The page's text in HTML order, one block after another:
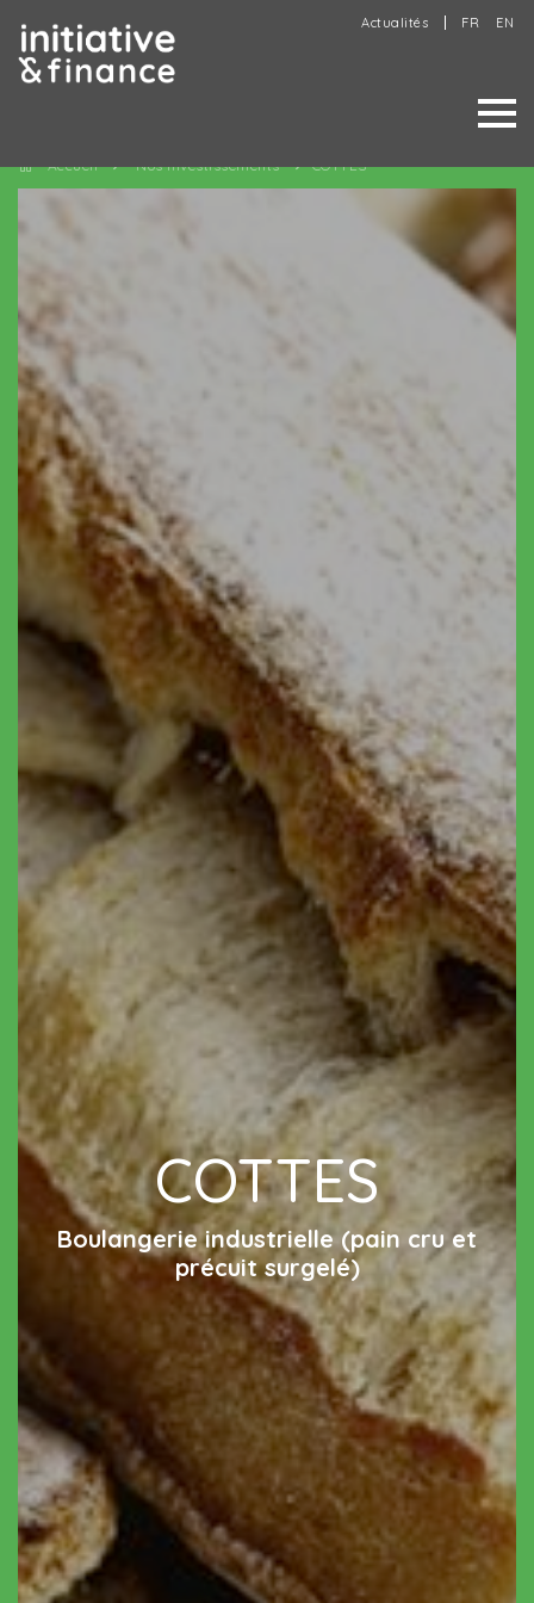
Actualités FR EN
Accueil Nos investissements COTTES
COTTES
Boulangerie industrielle (pain cru et
précuit surgelé)